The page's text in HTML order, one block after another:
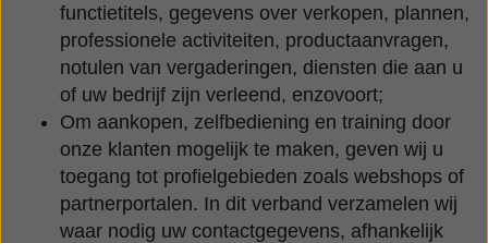
functietitels, gegevens over verkopen, plannen,
professionele activiteiten, productaanvragen,
notulen van vergaderingen, diensten die aan u
of uw bedrijf zijn verleend, enzovoort;
Om aankopen, zelfbediening en training door
onze klanten mogelijk te maken, geven wij u
toegang tot profielgebieden zoals webshops of
partnerportalen. In dit verband verzamelen wij
waar nodig uw contactgegevens, afhankelijk